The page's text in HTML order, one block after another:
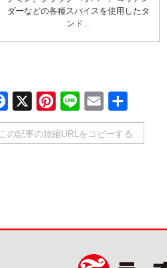
ダーなどの各種スパイスを使用したタ
ンド...
Facebook
X Pinterest
LineEmail
有
この記事の短縮URLをコピーする